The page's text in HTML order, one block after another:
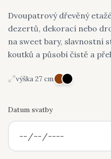
Dvoupatrový dřevěný
dezertů, dekorací nebo
na sweet bary, slavnostní
koutků a působí čistě a
výška 27 cm
Datum svatby